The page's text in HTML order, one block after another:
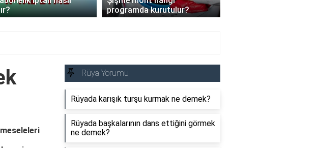
programda kurutulur?
Rüya Yorumu
Rüyada karışık turşu kurmak ne demek?
Rüyada başkalarının dans ettiğini görmek
ne demek?